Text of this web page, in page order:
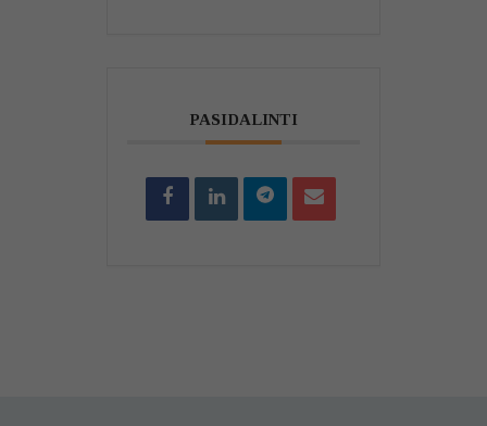
PASIDALINTI